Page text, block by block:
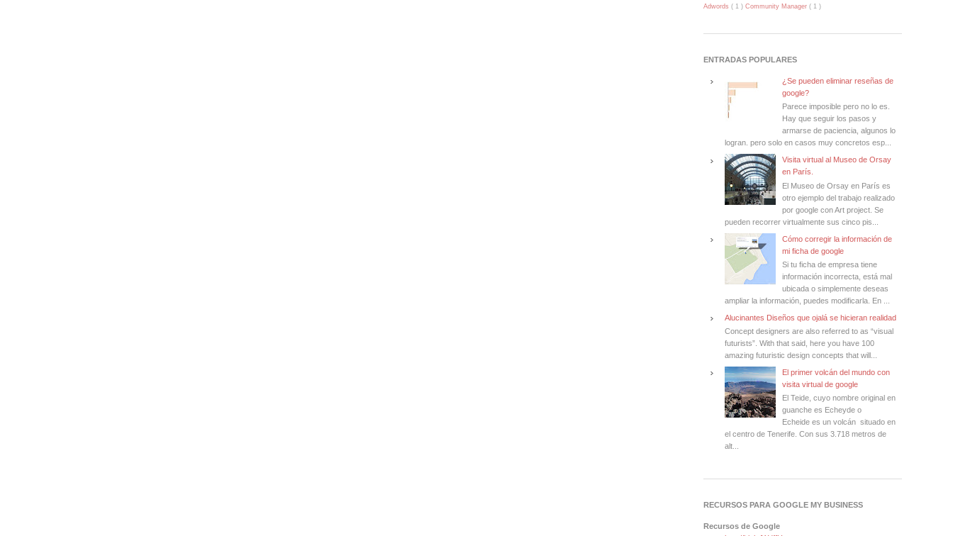
Adwords ( 1 ) Community Manager ( 1 )
ENTRADAS POPULARES
¿Se pueden eliminar reseñas de
google?
Parece imposible pero no lo es.
Hay que seguir los pasos y
armarse de paciencia, algunos lo
logran. pero solo en casos muy concretos esp...
Visita virtual al Museo de Orsay
en París.
El Museo de Orsay en París es
otro ejemplo del trabajo realizado
por google con Art project. Se
pueden recorrer virtualmente sus cinco pis...
Cómo corregir la información de
mi ficha de google
Si tu ficha de empresa tiene
información incorrecta, está mal
ubicada o simplemente deseas
ampliar la información, puedes modificarla. En ...
Alucinantes Diseños que ojalá se hicieran realidad
Concept designers are also referred to as “visual
futurists”. With that said, here you have 100
amazing futuristic design concepts that will...
El primer volcán del mundo con
visita virtual de google
El Teide, cuyo nombre original en
guanche es Echeyde o
Echeide es un volcán situado en
el centro de Tenerife. Con sus 3.718 metros de
alt...
RECURSOS PARA GOOGLE MY BUSINESS
Recursos de Google